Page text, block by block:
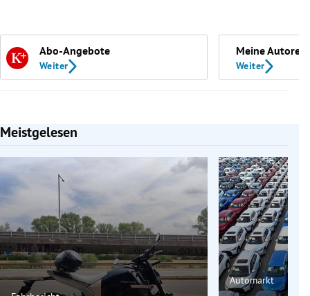
Abo-Angebote
Weiter
Meine Autoren
Weiter
Meistgelesen
Slide 1 von 7
Automarkt